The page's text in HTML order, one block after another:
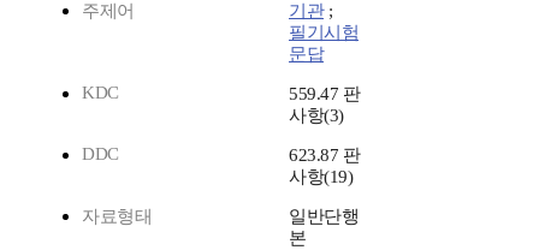
주제어 기관;
필기시험
문답
KDC
559.47 판
사항(3)
DDC
623.87 판
사항(19)
자료형태
일반단행
본